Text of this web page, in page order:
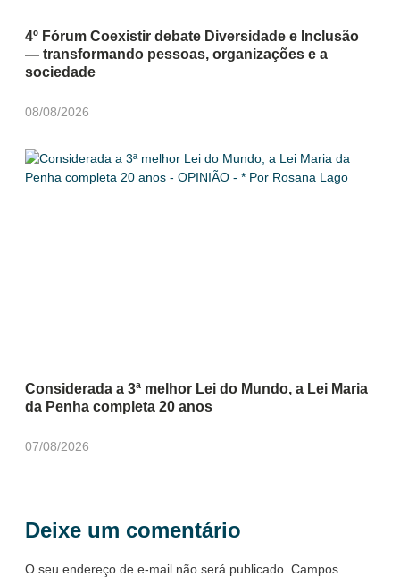
4º Fórum Coexistir debate Diversidade e Inclusão
— transformando pessoas, organizações e a
sociedade
08/08/2026
Considerada a 3ª melhor Lei do Mundo, a Lei Maria
da Penha completa 20 anos
07/08/2026
Deixe um comentário
O seu endereço de e-mail não será publicado. Campos